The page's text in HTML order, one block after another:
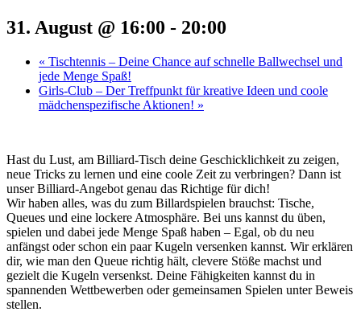
31. August @ 16:00 - 20:00
« Tischtennis – Deine Chance auf schnelle Ballwechsel und
jede Menge Spaß!
Girls-Club – Der Treffpunkt für kreative Ideen und coole
mädchenspezifische Aktionen! »
Hast du Lust, am Billiard-Tisch deine Geschicklichkeit zu zeigen,
neue Tricks zu lernen und eine coole Zeit zu verbringen? Dann ist
unser Billiard-Angebot genau das Richtige für dich!
Wir haben alles, was du zum Billardspielen brauchst: Tische,
Queues und eine lockere Atmosphäre. Bei uns kannst du üben,
spielen und dabei jede Menge Spaß haben – Egal, ob du neu
anfängst oder schon ein paar Kugeln versenken kannst. Wir erklären
dir, wie man den Queue richtig hält, clevere Stöße machst und
gezielt die Kugeln versenkst. Deine Fähigkeiten kannst du in
spannenden Wettbewerben oder gemeinsamen Spielen unter Beweis
stellen.